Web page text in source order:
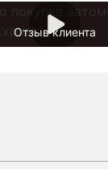
Отзыв клиента